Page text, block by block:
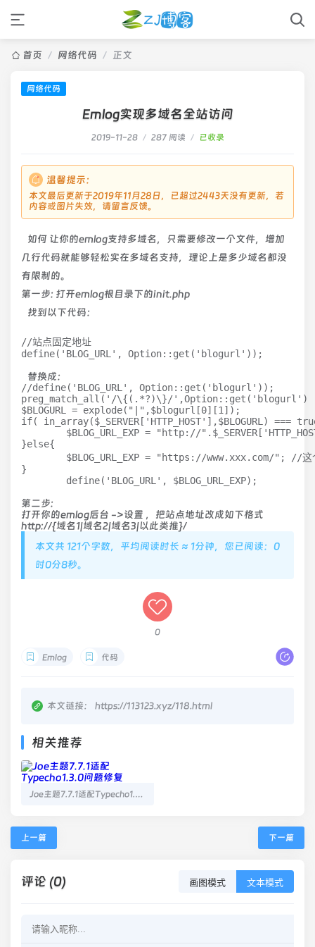
首页 / 网络代码 / 正文
网络代码
Emlog实现多域名全站访问
2019-11-28 / 287 阅读 / 已收录
温馨提示：
本文最后更新于2019年11月28日，已超过2443天没有更新，若
内容或图片失效，请留言反馈。
如何 让你的emlog支持多域名，只需要修改一个文件，增加
几行代码就能够轻松实在多域名支持，理论上是多少域名都没
有限制的。
第一步: 打开emlog根目录下的init.php
找到以下代码：
//站点固定地址
define('BLOG_URL', Option::get('blogurl'));
替换成：
//define('BLOG_URL', Option::get('blogurl'));
preg_match_all('/\{(.*?)\}/',Option::get('blogurl')
$BLOGURL = explode("|",$blogurl[0][1]);
if( in_array($_SERVER['HTTP_HOST'],$BLOGURL) ===
}else{
}
	define('BLOG_URL', $BLOG_URL_EXP);
第二步:
打开你的emlog后台 ->设置 ，把站点地址改成如下格式
http://{域名1|域名2|域名3|以此类推}/
本文共 121个字数，平均阅读时长 ≈ 1分钟，您已阅读：0
时0分8秒。
0
Emlog 代码
本文链接： https://113123.xyz/118.html
相关推荐
Joe主题7.7.1适配Typecho1.3.0问题修复
上一篇 下一篇
评论 (0) 画图模式 文本模式